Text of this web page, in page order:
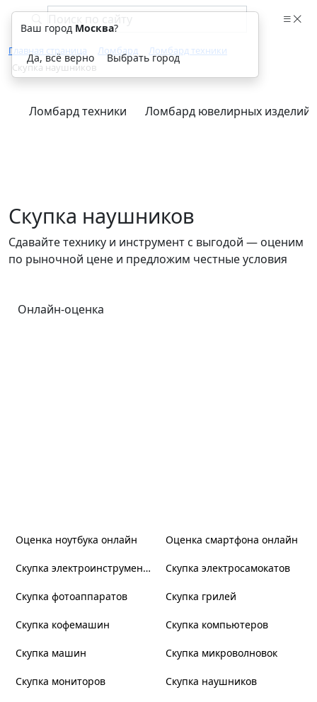
Главная страница Ломбард
Ломбард техники
Скупка наушников
Ломбард техники Ломбард ювелирных изделий
Скупка наушников
Сдавайте технику и инструмент с выгодой — оценим
по рыночной цене и предложим честные условия
Онлайн-оценка
Оценка ноутбука онлайн Оценка смартфона онлайн
Скупка электроинструмента Скупка электросамокатов
Скупка фотоаппаратов Скупка грилей
Скупка кофемашин Скупка компьютеров
Скупка машин Скупка микроволновок
Скупка мониторов Скупка наушников
Ваш город Москва?
Да, всё верно Выбрать город